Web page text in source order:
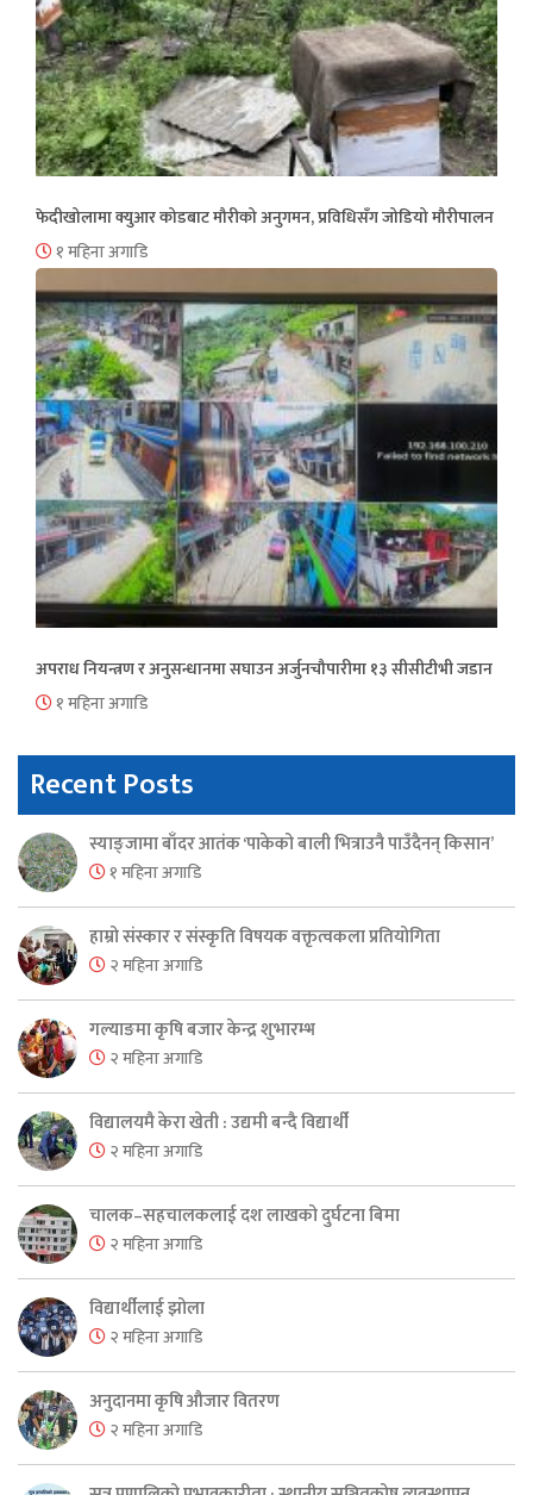
फेदीखोलामा क्युआर कोडबाट मौरीको अनुगमन, प्रविधिसँग जोडियो मौरीपालन
१ महिना अगाडि
अपराध नियन्त्रण र अनुसन्धानमा सघाउन अर्जुनचौपारीमा १३ सीसीटीभी जडान
१ महिना अगाडि
Recent Posts
स्याङ्जामा बाँदर आतंक ‘पाकेको बाली भित्राउनै पाउँदैनन् किसान’
१ महिना अगाडि
हाम्रो संस्कार र संस्कृति विषयक वक्तृत्वकला प्रतियोगिता
२ महिना अगाडि
गल्याङमा कृषि बजार केन्द्र शुभारम्भ
२ महिना अगाडि
विद्यालयमै केरा खेती : उद्यमी बन्दै विद्यार्थी
२ महिना अगाडि
चालक–सहचालकलाई दश लाखको दुर्घटना बिमा
२ महिना अगाडि
विद्यार्थीलाई झोला
२ महिना अगाडि
अनुदानमा कृषि औजार वितरण
२ महिना अगाडि